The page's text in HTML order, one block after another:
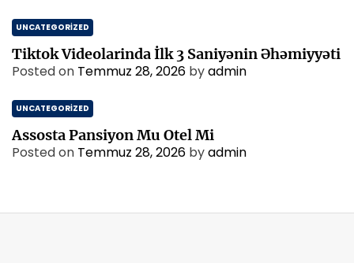
UNCATEGORIZED
Tiktok Videolarinda İlk 3 Saniyənin Əhəmiyyəti
Posted on Temmuz 28, 2026 byadmin
UNCATEGORIZED
Assosta Pansiyon Mu Otel Mi
Posted on Temmuz 28, 2026 byadmin